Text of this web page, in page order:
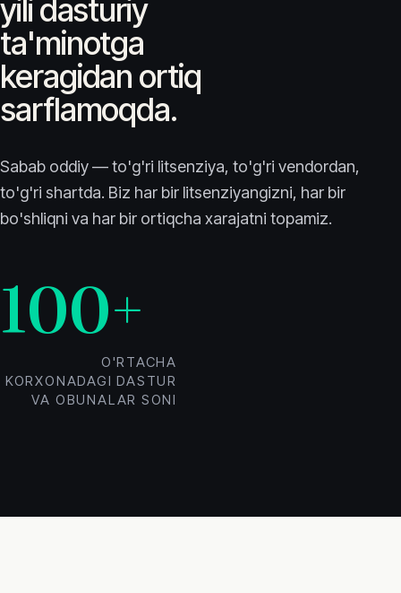
yili dasturiy
ta'minotga
keragidan ortiq
sarflamoqda.
Sabab oddiy — to'g'ri litsenziya, to'g'ri vendordan,
to'g'ri shartda. Biz har bir litsenziyangizni, har bir
bo'shliqni va har bir ortiqcha xarajatni topamiz.
100+
O'RTACHA
KORXONADAGI DASTUR
VA OBUNALAR SONI